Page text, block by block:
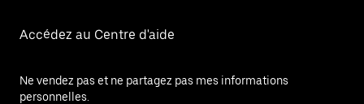
Accédez au Centre d'aide
Ne vendez pas et ne partagez pas mes informations
personnelles.